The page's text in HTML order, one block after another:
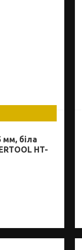
мм, біла
HT-